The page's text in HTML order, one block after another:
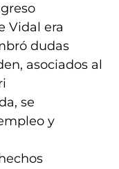
Vidal era
dudas
asociados al
se
y